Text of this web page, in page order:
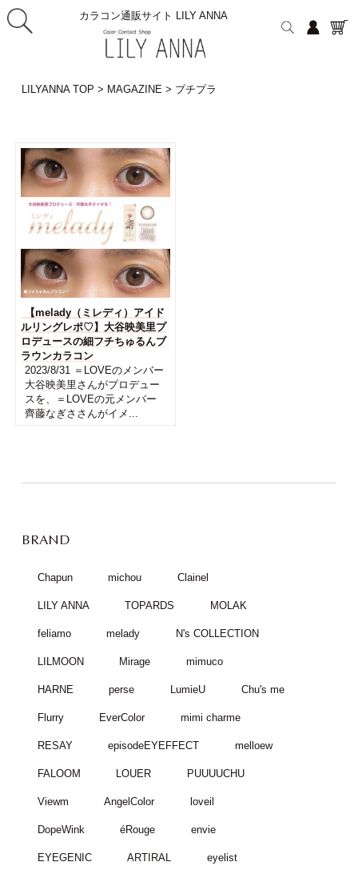
カラコン通販サイト LILY ANNA
LILYANNA TOP > MAGAZINE> プチプラ
【melady（ミレディ）アイド
ルリングレポ♡】大谷映美里プ
ロデュースの細フチちゅるんブ
ラウンカラコン
2023/8/31 ＝LOVEのメンバー
大谷映美里さんがプロデュー
スを、＝LOVEの元メンバー
齊藤なぎささんがイメ...
BRAND
Chapun michou Clainel
LILY ANNA TOPARDS MOLAK
feliamo melady N's COLLECTION
LILMOON Mirage mimuco
HARNE perse LumieU Chu's me
Flurry EverColor mimi charme
RESAY episodeEYEFFECT melloew
FALOOM LOUER PUUUUCHU
Viewm AngelColor loveil
DopeWink éRouge envie
EYEGENIC ARTIRAL eyelist